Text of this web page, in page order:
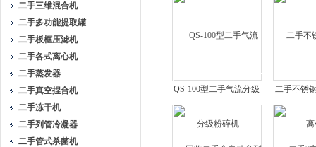
二手三维混合机
二手多功能提取罐
二手板框压滤机
二手各式离心机
二手蒸发器
二手真空捏合机
二手冻干机
二手列管冷凝器
二手管式杀菌机
QS-100型二手气流分级
粉碎机
二手不锈